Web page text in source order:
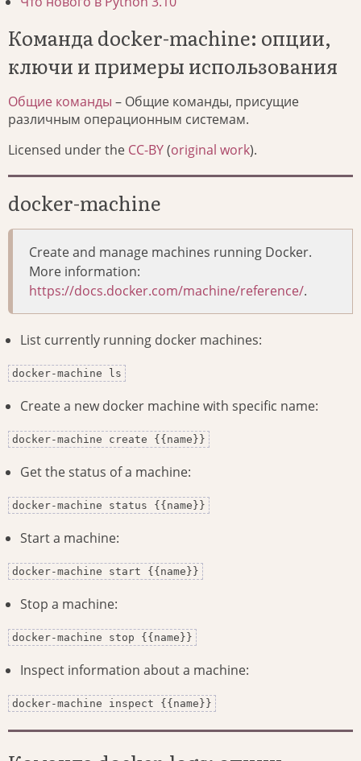
Команда docker-machine: опции,
ключи и примеры использования
Общие команды – Общие команды, присущие
различным операционным системам.
Licensed under the CC-BY(original work).
docker-machine
Create and manage machines running Docker.
More information:
https://docs.docker.com/machine/reference/.
List currently running docker machines:
docker-machine ls
Create a new docker machine with specific name:
docker-machine create {{name}}
Get the status of a machine:
docker-machine status {{name}}
Start a machine:
docker-machine start {{name}}
Stop a machine:
docker-machine stop {{name}}
Inspect information about a machine:
docker-machine inspect {{name}}